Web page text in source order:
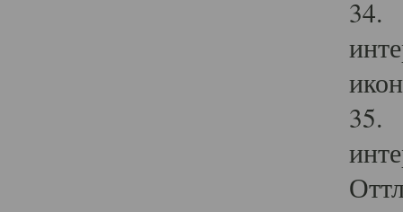
34.
35.